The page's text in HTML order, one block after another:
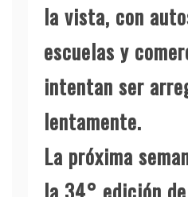
la vista, con
escuelas y
intentan ser
lentamente.
La próxima